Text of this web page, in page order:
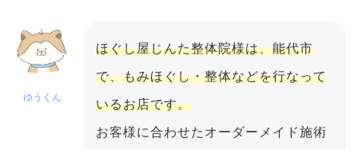
ゆうくん
ほぐし屋じんた整体院様は、能代市
で、もみほぐし・整体などを行なって
いるお店です。
お客様に合わせたオーダーメイド施術